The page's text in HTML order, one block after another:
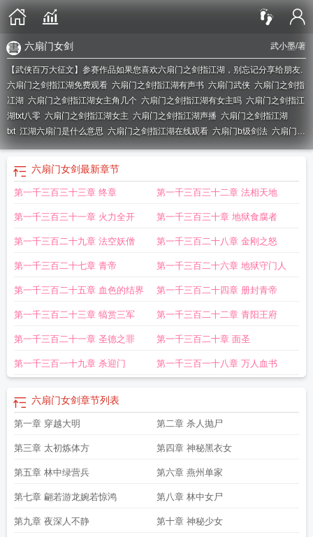
武小墨/著
六扇门女剑
【武侠百万大征文】参赛作品如果您喜欢六扇门之剑指江湖，别忘记分享给朋友.
六扇门之剑指江湖免费观看 六扇门之剑指江湖有声书 六扇门武侠 六扇门之剑指
冮湖 六扇门之剑指江湖女主角几个 六扇门之剑指江湖有女主吗 六扇门之剑指江
湖txt八零 六扇门之剑指江湖女主 六扇门之剑指江湖声播 六扇门之剑指江湖
txt 江湖六扇门是什么意思 六扇门之剑指江湖在线观看 六扇门b级剑法 六扇门之
剑指天下六扇门女剑六扇门之剑指江湖 武小墨六扇门之剑指江湖怎么样六扇
门哪有b级剑法
六扇门之剑指江湖免费
文免费阅读
湖有声六扇门之剑指江湖TXT 六扇门之剑指江湖 最新章节 无弹窗六扇门之剑
儿六扇门之剑指江湖百度百科重生六扇门剑指江湖六扇门之剑指江湖境界
扇门风云剑法大全六扇门之剑指江湖好看吗六扇门剑随 六六扇门之剑指江湖
六扇门女剑最新章节
第一千三百三十三章 终章 第一千三百三十二章 法相天地
第一千三百三十一章 火力全开 第一千三百三十章 地狱食腐者
第一千三百二十九章 法空妖僧 第一千三百二十八章 金刚之怒
第一千三百二十七章 青帝 第一千三百二十六章 地狱守门人
第一千三百二十五章 血色的结界 第一千三百二十四章 册封青帝
第一千三百二十三章 犒赏三军 第一千三百二十二章 青阳王府
第一千三百二十一章 圣德之罪 第一千三百二十章 面圣
第一千三百一十九章 杀迎门 第一千三百一十八章 万人血书
六扇门女剑章节列表
第一章 穿越大明 第二章 杀人抛尸
第三章 太初炼体方 第四章 神秘黑衣女
第五章 林中绿营兵 第六章 燕州单家
第七章 翩若游龙婉若惊鸿 第八章 林中女尸
第九章 夜深人不静 第十章 神秘少女